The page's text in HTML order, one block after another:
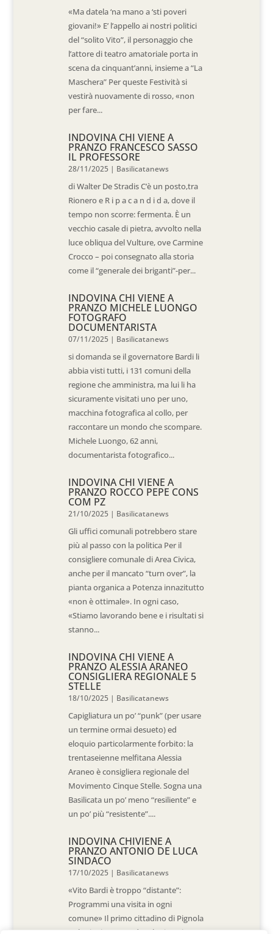
«Ma datela ‘na mano a ‘sti poveri
giovani!» E’ l’appello ai nostri politici
del “solito Vito”, il personaggio che
l’attore di teatro amatoriale porta in
scena da cinquant’anni, insieme a “La
Maschera” Per queste Festività si
vestirà nuovamente di rosso, «non
per fare...
INDOVINA CHI VIENE A
PRANZO FRANCESCO SASSO
IL PROFESSORE
28/11/2025 | Basilicatanews
di Walter De Stradis C’è un posto,tra
Rionero e R i p a c a n d i d a, dove il
tempo non scorre: fermenta. È un
vecchio casale di pietra, avvolto nella
luce obliqua del Vulture, ove Carmine
Crocco – poi consegnato alla storia
come il “generale dei briganti”-per...
INDOVINA CHI VIENE A
PRANZO MICHELE LUONGO
FOTOGRAFO
DOCUMENTARISTA
07/11/2025 | Basilicatanews
si domanda se il governatore Bardi li
abbia visti tutti, i 131 comuni della
regione che amministra, ma lui li ha
sicuramente visitati uno per uno,
macchina fotografica al collo, per
raccontare un mondo che scompare.
Michele Luongo, 62 anni,
documentarista fotografico...
INDOVINA CHI VIENE A
PRANZO ROCCO PEPE CONS
COM PZ
21/10/2025 | Basilicatanews
Gli uffici comunali potrebbero stare
più al passo con la politica Per il
consigliere comunale di Area Civica,
anche per il mancato “turn over”, la
pianta organica a Potenza innazitutto
«non è ottimale». In ogni caso,
«Stiamo lavorando bene e i risultati si
stanno...
INDOVINA CHI VIENE A
PRANZO ALESSIA ARANEO
CONSIGLIERA REGIONALE 5
STELLE
18/10/2025 | Basilicatanews
Capigliatura un po’ “punk” (per usare
un termine ormai desueto) ed
eloquio particolarmente forbito: la
trentaseienne melfitana Alessia
Araneo è consigliera regionale del
Movimento Cinque Stelle. Sogna una
Basilicata un po’ meno “resiliente” e
un po’ più “resistente”....
INDOVINA CHIVIENE A
PRANZO ANTONIO DE LUCA
SINDACO
17/10/2025 | Basilicatanews
«Vito Bardi è troppo “distante”:
Programmi una visita in ogni
comune» Il primo cittadino di Pignola